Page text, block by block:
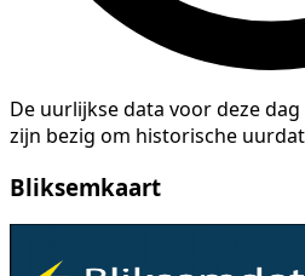
De uurlijkse data voor deze
zijn bezig om historische
Bliksemkaart